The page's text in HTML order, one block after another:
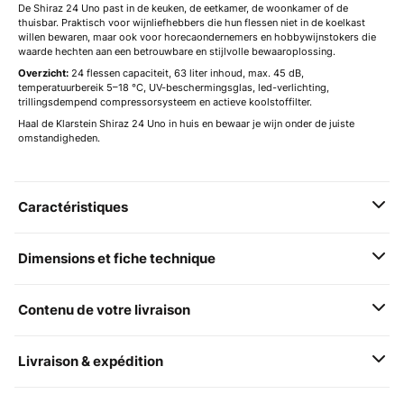
De Shiraz 24 Uno past in de keuken, de eetkamer, de woonkamer of de
thuisbar. Praktisch voor wijnliefhebbers die hun flessen niet in de koelkast
willen bewaren, maar ook voor horecaondernemers en hobbywijnstokers die
waarde hechten aan een betrouwbare en stijlvolle bewaaroplossing.
Overzicht: 24 flessen capaciteit, 63 liter inhoud, max. 45 dB,
temperatuurbereik 5–18 °C, UV-beschermingsglas, led-verlichting,
trillingsdempend compressorsysteem en actieve koolstoffilter.
Haal de Klarstein Shiraz 24 Uno in huis en bewaar je wijn onder de juiste
omstandigheden.
Caractéristiques
Dimensions et fiche technique
Contenu de votre livraison
Livraison & expédition